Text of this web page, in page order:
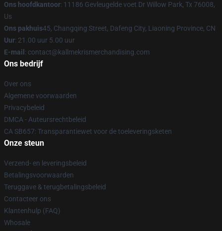
Ons hoofdkantoor: 11186 Gevleugelde voet Dr Willow Park, Tx 76008,
Us
Ons pakhuis45, Changqing Street, Dafeng City, Liaoning Province, CN
Uur: 21.00 uur 5.00 uur
E-mail : contact@kallmekrismerchandising.com
Ons bedrijf
Over ons
Algemene voorwaarden
Privacybeleid
DMCA - Auteursrechtbeleid
CA SB657: Transparantiewet voor de toeleveringsketen
Onze steun
Verzend- en leveringsbeleid
Betalingsvoorwaarden
Teruggave & terugbetalingsbeleid
Contacteer ons
Klantenhulp (FAQ)
Whosale